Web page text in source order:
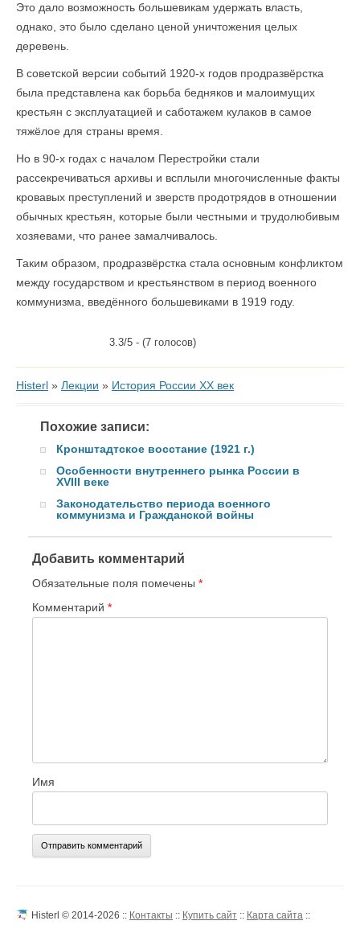
Это дало возможность большевикам удержать власть,
однако, это было сделано ценой уничтожения целых
деревень.
В советской версии событий 1920-х годов продразвёрстка
была представлена как борьба бедняков и малоимущих
крестьян с эксплуатацией и саботажем кулаков в самое
тяжёлое для страны время.
Но в 90-х годах с началом Перестройки стали
рассекречиваться архивы и всплыли многочисленные факты
кровавых преступлений и зверств продотрядов в отношении
обычных крестьян, которые были честными и трудолюбивым
хозяевами, что ранее замалчивалось.
Таким образом, продразвёрстка стала основным конфликтом
между государством и крестьянством в период военного
коммунизма, введённого большевиками в 1919 году.
3.3/5 - (7 голосов)
Histerl » Лекции » История России XX век
Похожие записи:
Кронштадтское восстание (1921 г.)
Особенности внутреннего рынка России в
XVIII веке
Законодательство периода военного
коммунизма и Гражданской войны
Добавить комментарий
Обязательные поля помечены *
Комментарий *
Имя
Histerl © 2014-2026 :: Контакты :: Купить сайт :: Карта сайта ::